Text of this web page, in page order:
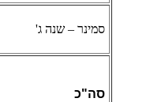
סמינר – שנה ג'
סה"כ